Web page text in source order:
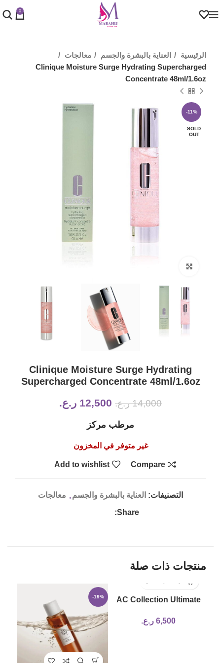
0
الرئيسية العناية بالبشرة والجسم
معالجات
Clinique Moisture Surge Hydrating Supercharged
Concentrate 48ml/1.6oz
-11%
SOLD
OUT
Clinique Moisture Surge Hydrating
Supercharged Concentrate 48ml/1.6oz
14,000 ر.ع. 12,500 ر.ع.
مرطب مركز
غير متوفر في المخزون
Compare
Add to wishlist
التصنيفات: العناية بالبشرة والجسم , معالجات
Share:
منتجات ذات صلة
AC Collection Ultimate
6,500 ر.ع.
-19%